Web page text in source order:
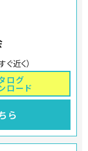
近く）
ログ
ロード
ら